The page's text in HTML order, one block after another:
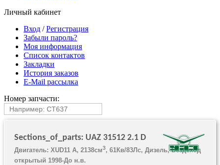
Личный кабинет
Вход /Регистрация
Забыли пароль?
Моя информация
Список контактов
Закладки
История заказов
E-Mail рассылка
Номер запчасти:
Sections_of_parts: UAZ 31512 2.1 D
Двигатель: XUD11 A, 2138см3, 61Кв/83Лс, Дизель, Вездеход
открытый 1998-До н.в.